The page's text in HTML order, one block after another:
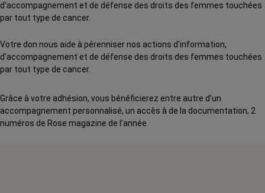
d'accompagnement et de défense des droits des femmes touchées
par tout type de cancer.
Votre don nous aide à pérenniser nos actions d'information,
d'accompagnement et de défense des droits des femmes touchées
par tout type de cancer.
Grâce à votre adhésion, vous bénéficierez entre autre d’un
accompagnement personnalisé, un accès à de la documentation, 2
numéros de Rose magazine de l’année.